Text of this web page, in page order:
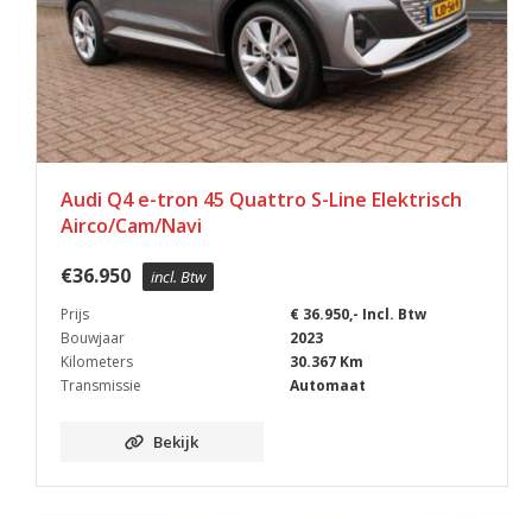
Audi Q4 e-tron 45 Quattro S-Line Elektrisch
Airco/Cam/Navi
€36.950 incl. Btw
Prijs
€ 36.950,- Incl. Btw
Bouwjaar
2023
Kilometers
30.367 Km
Transmissie
Automaat
Bekijk